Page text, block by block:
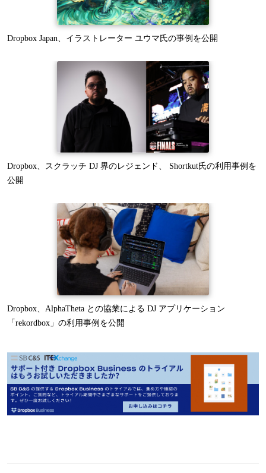
Dropbox Japan、イラストレーター ユウマ氏の事例を公開
Dropbox、スクラッチ DJ 界のレジェンド、 Shortkut氏の利用事例を
公開
Dropbox、AlphaTheta との協業による DJ アプリケーション
「rekordbox」の利用事例を公開